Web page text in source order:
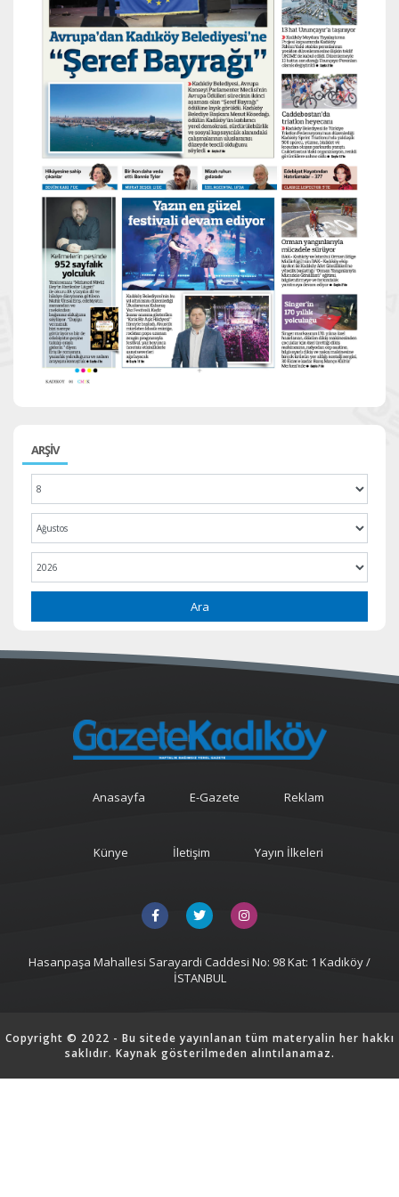
ARŞİV
Ara
Anasayfa E-Gazete Reklam
Künye İletişim Yayın İlkeleri
Hasanpaşa Mahallesi Sarayardi Caddesi No: 98 Kat: 1 Kadıköy /
İSTANBUL
Copyright © 2022 - Bu sitede yayınlanan tüm materyalin her hakkı
saklıdır. Kaynak gösterilmeden alıntılanamaz.